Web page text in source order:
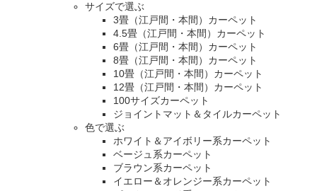
サイズで選ぶ
3畳（江戸間・本間）カーペット
4.5畳（江戸間・本間）カーペット
6畳（江戸間・本間）カーペット
8畳（江戸間・本間）カーペット
10畳（江戸間・本間）カーペット
12畳（江戸間・本間）カーペット
100サイズカーペット
ジョイントマット＆タイルカーペット
色で選ぶ
ホワイト＆アイボリー系カーペット
ベージュ系カーペット
ブラウン系カーペット
イエロー＆オレンジー系カーペット